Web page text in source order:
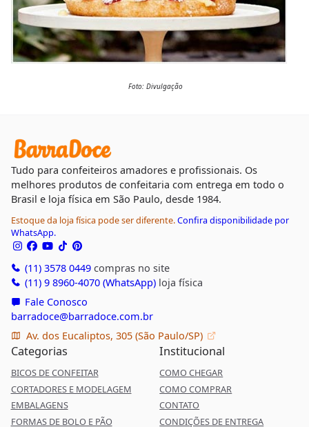
Foto: Divulgação
Tudo para confeiteiros amadores e profissionais. Os
melhores produtos de confeitaria com entrega em todo o
Brasil e loja física em São Paulo, desde 1984.
Estoque da loja física pode ser diferente.Confira disponibilidade por
WhatsApp.
(11) 3578 0449compras no site
(11) 9 8960-4070 (WhatsApp)loja física
Fale Conosco
barradoce@barradoce.com.br
Av. dos Eucaliptos, 305 (São Paulo/SP)
Categorias
BICOS DE CONFEITAR
CORTADORES E MODELAGEM
EMBALAGENS
FORMAS DE BOLO E PÃO
Institucional
COMO CHEGAR
COMO COMPRAR
CONTATO
CONDIÇÕES DE ENTREGA